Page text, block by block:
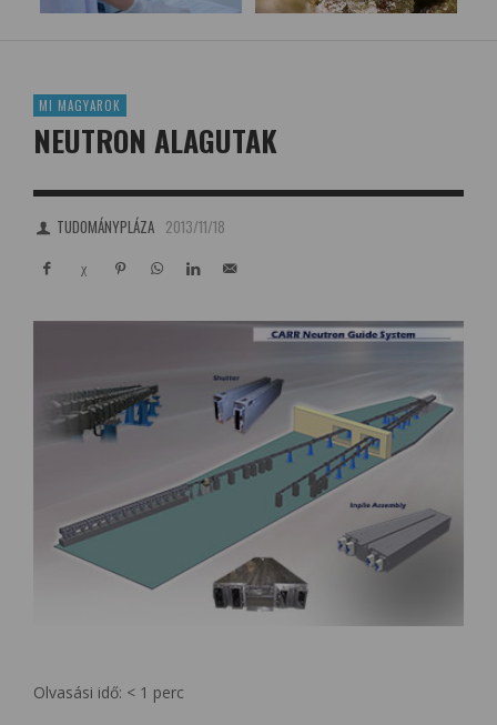
MI MAGYAROK
NEUTRON ALAGUTAK
TUDOMÁNYPLÁZA 2013/11/18
Olvasási idő: < 1 perc